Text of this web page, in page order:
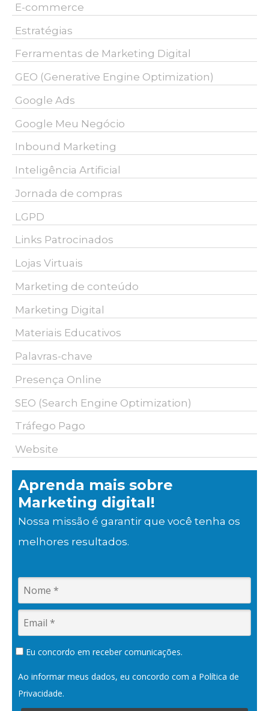
E-commerce
Estratégias
Ferramentas de Marketing Digital
GEO (Generative Engine Optimization)
Google Ads
Google Meu Negócio
Inbound Marketing
Inteligência Artificial
Jornada de compras
LGPD
Links Patrocinados
Lojas Virtuais
Marketing de conteúdo
Marketing Digital
Materiais Educativos
Palavras-chave
Presença Online
SEO (Search Engine Optimization)
Tráfego Pago
Website
Aprenda mais sobre
Marketing digital!
Nossa missão é garantir que você tenha os
melhores resultados.
Eu concordo em receber comunicações.
Ao informar meus dados, eu concordo com a Política de
Privacidade.